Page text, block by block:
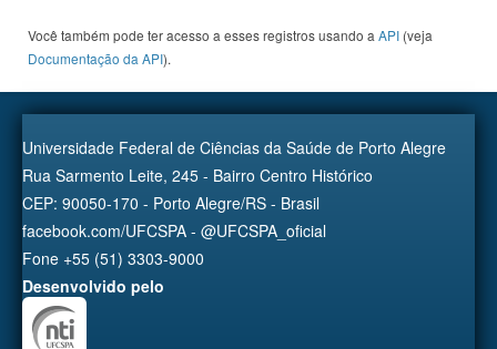
Você também pode ter acesso a esses registros usando a API (veja
Documentação da API).
Universidade Federal de Ciências da Saúde de Porto Alegre
Rua Sarmento Leite, 245 - Bairro Centro Histórico
CEP: 90050-170 - Porto Alegre/RS - Brasil
facebook.com/UFCSPA - @UFCSPA_oficial
Fone +55 (51) 3303-9000
Desenvolvido pelo